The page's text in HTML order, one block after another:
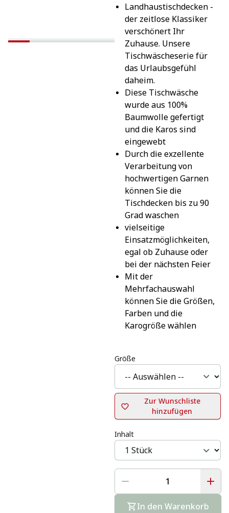
Landhaustischdecken -
der zeitlose Klassiker
verschönert Ihr
Zuhause. Unsere
Tischwäscheserie für
das Urlaubsgefühl
daheim.
Diese Tischwäsche
wurde aus 100%
Baumwolle gefertigt
und die Karos sind
eingewebt
Durch die exzellente
Verarbeitung von
hochwertigen Garnen
können Sie die
Tischdecken bis zu 90
Grad waschen
vielseitige
Einsatzmöglichkeiten,
egal ob Zuhause oder
bei der nächsten Feier
Mit der
Mehrfachauswahl
können Sie die Größen,
Farben und die
Karogröße wählen
Größe
Zur Wunschliste
hinzufügen
Inhalt
In den Warenkorb